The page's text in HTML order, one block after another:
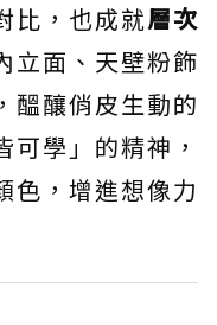
比，也成就層次
立面、天壁粉飾
醞釀俏皮生動的
學」的精神，
色，增進想像力